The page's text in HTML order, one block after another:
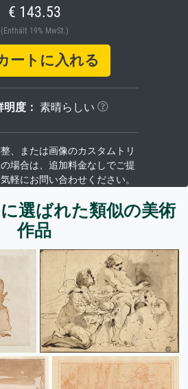
€ 143.53
(Enthält 19% MwSt.)
トに入れる
度： 素晴らしい
、または画像のカスタムトリ
場合は、追加料金なしでご提
軽にお問い合わせください。
選ばれた類似の美術
作品